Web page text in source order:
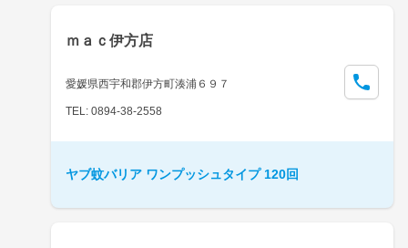
ｍａｃ伊方店
愛媛県西宇和郡伊方町湊浦６９７
TEL: 0894-38-2558
ヤブ蚊バリア ワンプッシュタイプ 120回